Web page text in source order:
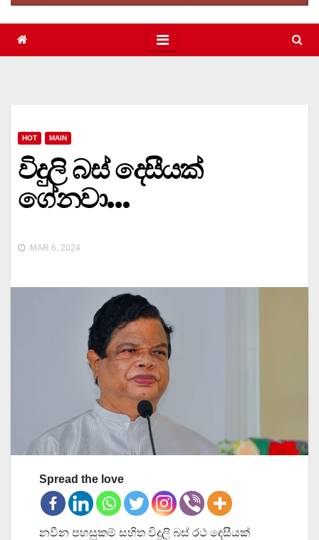
HOT MAIN
විදුලි බස් දෙසීයක්
ගේනවා…
MAR 6, 2024
Spread the love
නවීන පහසුකම් සහිත විදුලි බස් රථ දෙසීයක්